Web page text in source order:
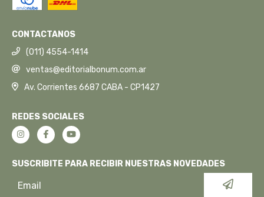
CONTACTANOS
(011) 4554-1414
ventas@editorialbonum.com.ar
Av. Corrientes 6687 CABA - CP1427
REDES SOCIALES
SUSCRIBITE PARA RECIBIR NUESTRAS NOVEDADES